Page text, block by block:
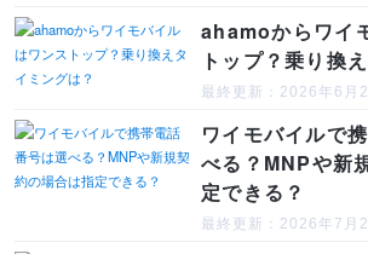
ahamoからワイ
トップ？乗り換
最終更新：2026年6月
ワイモバイルで
べる？MNPや新
定できる？
最終更新：2026年7月